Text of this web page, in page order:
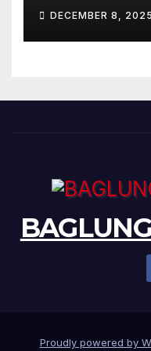
DECEMBER 8, 2025
Proudly powered by